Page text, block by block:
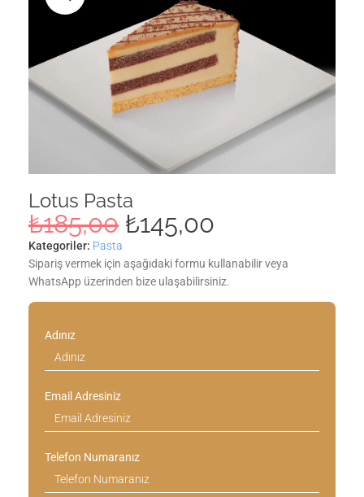
Lotus Pasta
₺185,00 ₺145,00
Kategoriler: Pasta
Sipariş vermek için aşağıdaki formu kullanabilir veya
WhatsApp üzerinden bize ulaşabilirsiniz.
Adınız
Email Adresiniz
Telefon Numaranız